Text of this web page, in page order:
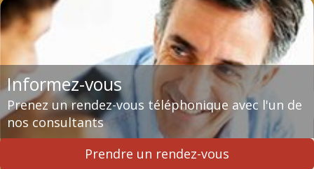
Informez-vous
Prenez un rendez-vous téléphonique avec l'un de
nos consultants
Prendre un rendez-vous